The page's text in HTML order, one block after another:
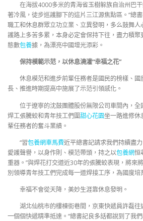
在海拔4000多米的青海省玉樹躲族自治州巴干
著冷風，徒步巡護腳下的這片三江源焦點區。“總
職工和休息群眾立功立業、立異發明，多么鼓舞人
護路上多苦多累，本身必定會保持下往，盡力積聚
態數包養據，為漂亮中國增光添彩。
保持模範示范，以休息澆灌“幸福之花”
休息模范和進步前輩任務者是國民的榜樣、國
長、推進時期提高中施展了示范引領感化。
位于遼寧的沈鼓團體股份無限公司車間內，全
焊工張騰蛟和青年技工們圍甜心花園坐一路進修休
輩任務者的奮斗業績。
“習包養網車馬費近平總書記請求我們持續盡
愛護聲譽，以身作則、模范帶頭，持之以包養網恒
重器。”與焊花打交道近30年的張騰蛟表現，將來
別領導青年技工們完成每一道焊接工序，為國度培
幸福不會從天降，美妙生涯靠休息發明。
湖北仙桃市的樓棟街巷間，京東快遞員許磊往
一個個快遞精準抵達。“總書記良多話都說到了我